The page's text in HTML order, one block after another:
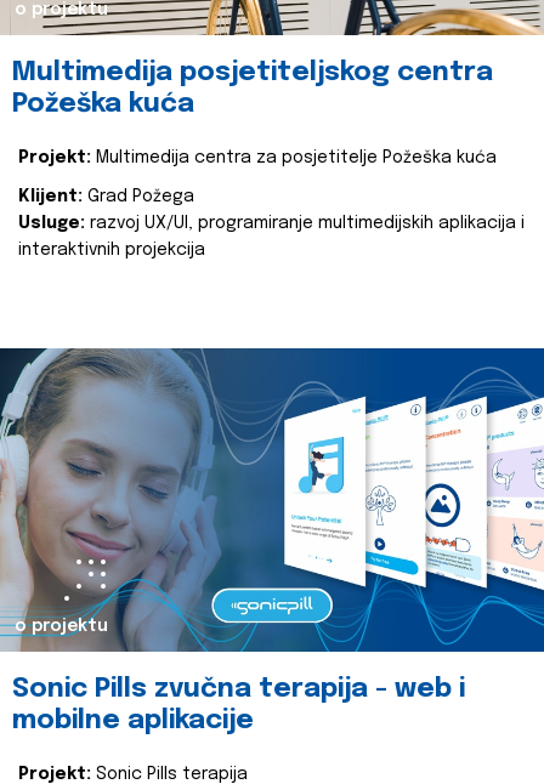
o projektu
Multimedija posjetiteljskog centra
Požeška kuća
Projekt: Multimedija centra za posjetitelje Požeška kuća
Klijent: Grad Požega
Usluge: razvoj UX/UI, programiranje multimedijskih aplikacija i
interaktivnih projekcija
o projektu
Sonic Pills zvučna terapija - web i
mobilne aplikacije
Projekt: Sonic Pills terapija